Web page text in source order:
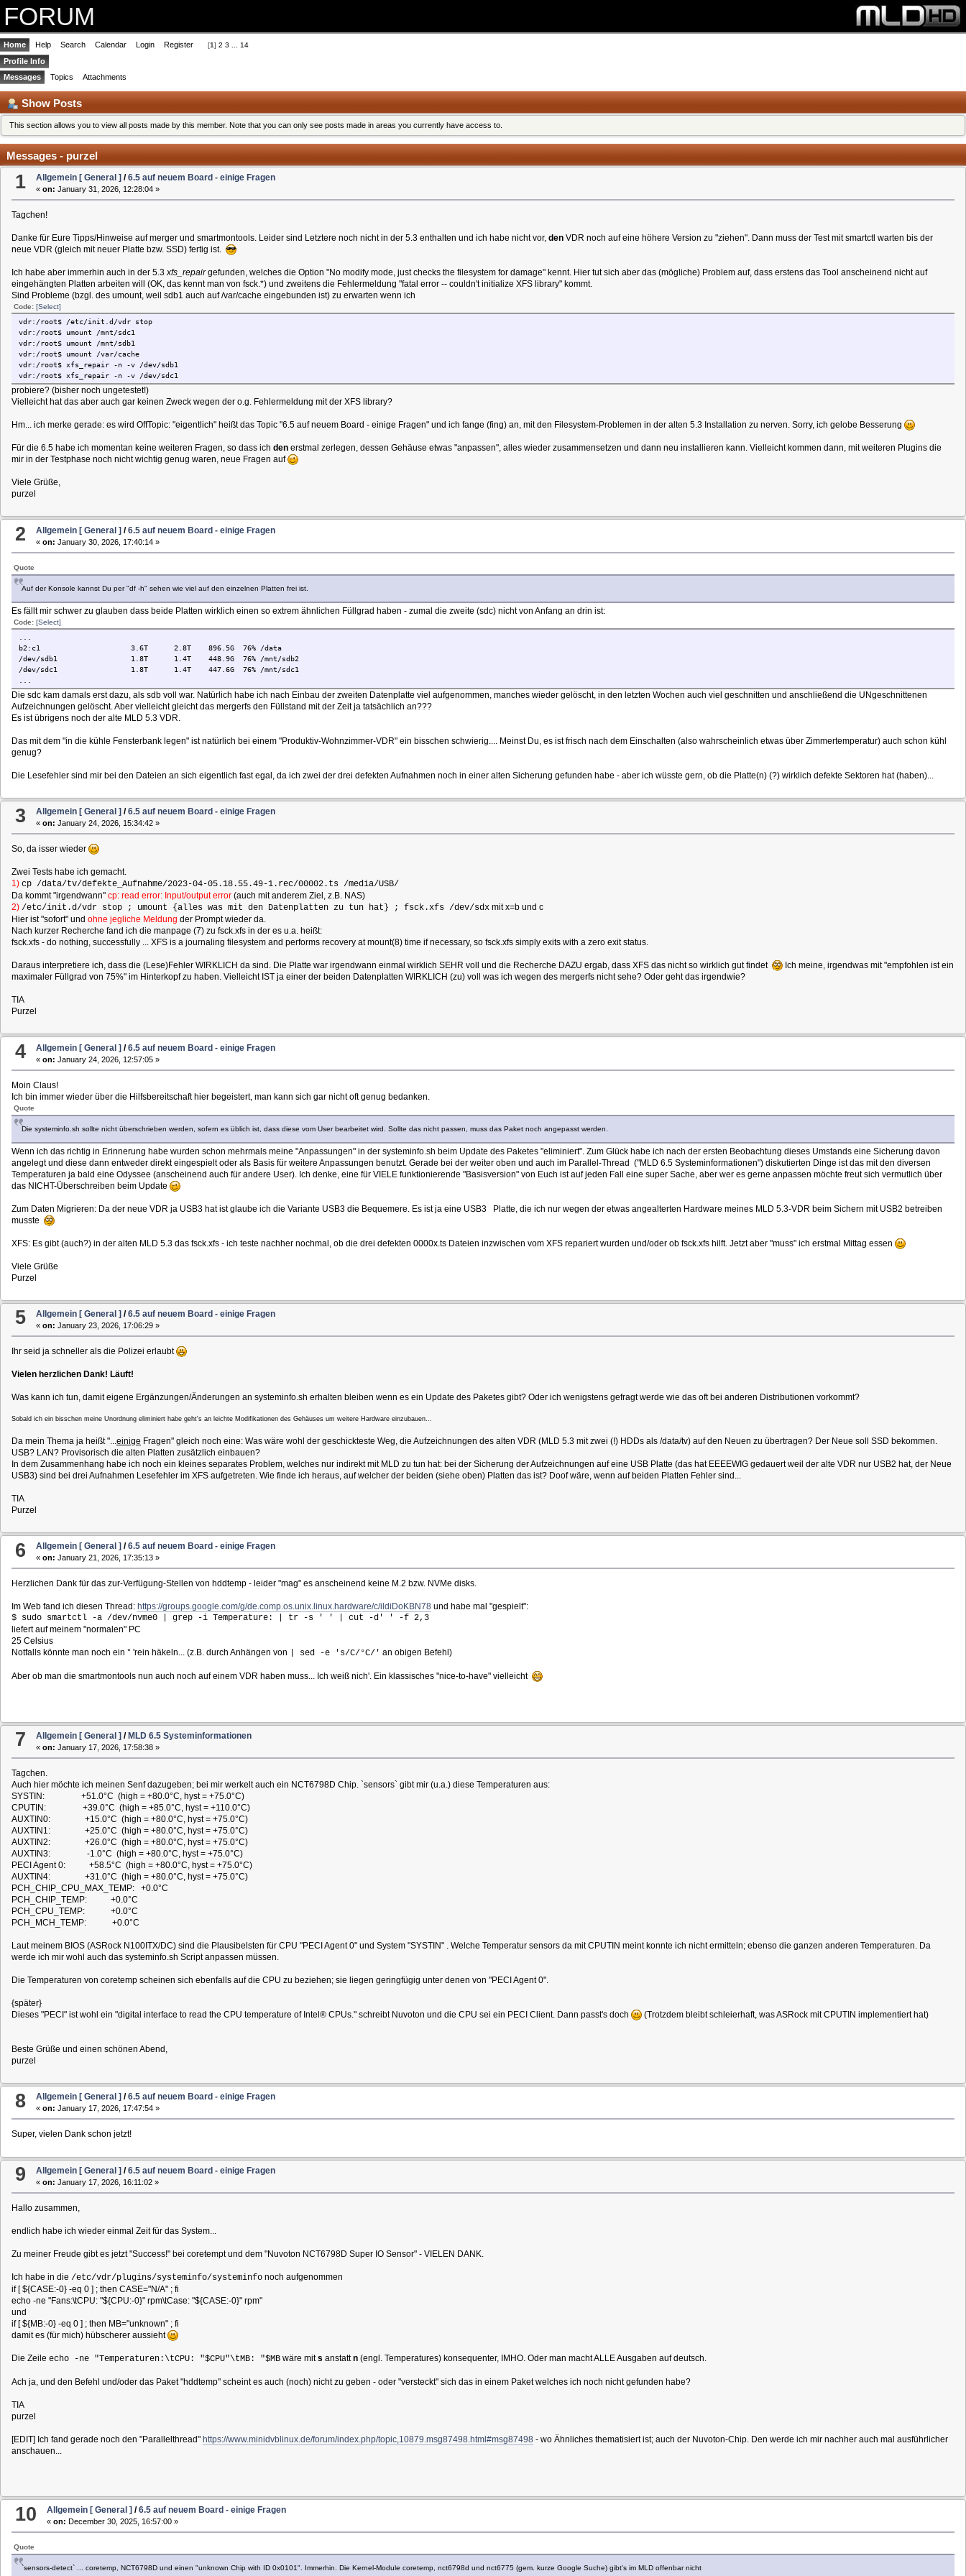
FORUM
Home Help Search Calendar Login Register [1] 2 3 14
Profile Info
Messages
Topics Attachments
Show Posts
This section allows you to view all posts made by this member. Note that you can only see posts made in areas you currently have access to.
Messages - purzel
1 Allgemein [ General ] /6.5 auf neuem Board - einige Fragen
«on: January 31, 2026, 12:28:04 »
Tagchen!
Danke für Eure Tipps/Hinweise auf merger und smartmontools. Leider sind Letztere noch nicht in der 5.3 enthalten und ich habe nicht vor, denVDR noch auf eine höhere Version zu "ziehen". Dann muss der Test mit smartctl warten bis der
neue VDR (gleich mit neuer Platte bzw. SSD) fertig ist.
Ich habe aber immerhin auch in der 5.3xfs_repairgefunden, welches die Option "No modify mode, just checks the filesystem for damage" kennt. Hier tut sich aber das (mögliche) Problem auf, dass erstens das Tool anscheinend nicht auf
eingehängten Platten arbeiten will (OK, das kennt man von fsck.*) und zweitens die Fehlermeldung "fatal error -- couldn't initialize XFS library" kommt.
Sind Probleme (bzgl. des umount, weil sdb1 auch auf /var/cache eingebunden ist) zu erwarten wenn ich
Code: [Select]
vdr:/root$ /etc/init.d/vdr stop
vdr:/root$ umount /mnt/sdc1
vdr:/root$ umount /mnt/sdb1
vdr:/root$ umount /var/cache
vdr:/root$ xfs_repair -n -v /dev/sdb1
vdr:/root$ xfs_repair -n -v /dev/sdc1
probiere? (bisher noch ungetestet!)
Vielleicht hat das aber auch gar keinen Zweck wegen der o.g. Fehlermeldung mit der XFS library?
Hm... ich merke gerade: es wird OffTopic: "eigentlich" heißt das Topic "6.5 auf neuem Board - einige Fragen" und ich fange (fing) an, mit den Filesystem-Problemen in der alten 5.3 Installation zu nerven. Sorry, ich gelobe Besserung
Für die 6.5 habe ich momentan keine weiteren Fragen, so dass ich denerstmal zerlegen, dessen Gehäuse etwas "anpassen", alles wieder zusammensetzen und dann neu installieren kann. Vielleicht kommen dann, mit weiteren Plugins die
mir in der Testphase noch nicht wichtig genug waren, neue Fragen auf
Viele Grüße,
purzel
2 Allgemein [ General ] /6.5 auf neuem Board - einige Fragen
«on: January 30, 2026, 17:40:14 »
Quote
Auf der Konsole kannst Du per "df -h" sehen wie viel auf den einzelnen Platten frei ist.
Es fällt mir schwer zu glauben dass beide Platten wirklich einen so extrem ähnlichen Füllgrad haben - zumal die zweite (sdc) nicht von Anfang an drin ist:
Code: [Select]
b2:c1 3.6T 2.8T 896.5G 76% /data
/dev/sdb1 1.8T 1.4T 448.9G 76% /mnt/sdb2
/dev/sdc1 1.8T 1.4T 447.6G 76% /mnt/sdc1
Die sdc kam damals erst dazu, als sdb voll war. Natürlich habe ich nach Einbau der zweiten Datenplatte viel aufgenommen, manches wieder gelöscht, in den letzten Wochen auch viel geschnitten und anschließend die UNgeschnittenen
Aufzeichnungen gelöscht. Aber vielleicht gleicht das mergerfs den Füllstand mit der Zeit ja tatsächlich an???
Es ist übrigens noch der alte MLD 5.3 VDR.
Das mit dem "in die kühle Fensterbank legen" ist natürlich bei einem "Produktiv-Wohnzimmer-VDR" ein bisschen schwierig.... Meinst Du, es ist frisch nach dem Einschalten (also wahrscheinlich etwas über Zimmertemperatur) auch schon kühl
genug?
Die Lesefehler sind mir bei den Dateien an sich eigentlich fast egal, da ich zwei der drei defekten Aufnahmen noch in einer alten Sicherung gefunden habe - aber ich wüsste gern, ob die Platte(n) (?) wirklich defekte Sektoren hat (haben)...
3 Allgemein [ General ] /6.5 auf neuem Board - einige Fragen
«on: January 24, 2026, 15:34:42 »
So, da isser wieder
Zwei Tests habe ich gemacht.
1) cp /data/tv/defekte_Aufnahme/2023-04-05.18.55.49-1.rec/00002.ts /media/USB/
Da kommt "irgendwann" cp: read error: Input/output error(auch mit anderem Ziel, z.B. NAS)
2) /etc/init.d/vdr stop ; umount {alles was mit den Datenplatten zu tun hat} ; fsck.xfs /dev/sdxmit x=b und c
Hier ist "sofort" und ohne jegliche Meldung der Prompt wieder da.
Nach kurzer Recherche fand ich die manpage (7) zu fsck.xfs in der es u.a. heißt:
fsck.xfs - do nothing, successfully ... XFS is a journaling filesystem and performs recovery at mount(8) time if necessary, so fsck.xfs simply exits with a zero exit status.
Daraus interpretiere ich, dass die (Lese)Fehler WIRKLICH da sind. Die Platte war irgendwann einmal wirklich SEHR voll und die Recherche DAZU ergab, dass XFS das nicht so wirklich gut findet
Ich meine, irgendwas mit "empfohlen ist ein
maximaler Füllgrad von 75%" im Hinterkopf zu haben. Vielleicht IST ja einer der beiden Datenplatten WIRKLICH (zu) voll was ich wegen des mergerfs nicht sehe? Oder geht das irgendwie?
TIA
Purzel
4 Allgemein [ General ] /6.5 auf neuem Board - einige Fragen
«on: January 24, 2026, 12:57:05 »
Moin Claus!
Ich bin immer wieder über die Hilfsbereitschaft hier begeistert, man kann sich gar nicht oft genug bedanken.
Quote
Die systeminfo.sh sollte nicht überschrieben werden, sofern es üblich ist, dass diese vom User bearbeitet wird. Sollte das nicht passen, muss das Paket noch angepasst werden.
Wenn ich das richtig in Erinnerung habe wurden schon mehrmals meine "Anpassungen" in der systeminfo.sh beim Update des Paketes "eliminiert". Zum Glück habe ich nach der ersten Beobachtung dieses Umstands eine Sicherung davon
angelegt und diese dann entweder direkt eingespielt oder als Basis für weitere Anpassungen benutzt. Gerade bei der weiter oben und auch im Parallel-Thread ("MLD 6.5 Systeminformationen") diskutierten Dinge ist das mit den diversen
Temperaturen ja bald eine Odyssee (anscheinend auch für andere User). Ich denke, eine für VIELE funktionierende "Basisversion" von Euch ist auf jeden Fall eine super Sache, aber wer es gerne anpassen möchte freut sich vermutlich über
das NICHT-Überschreiben beim Update
Zum Daten Migrieren: Da der neue VDR ja USB3 hat ist glaube ich die Variante USB3 die Bequemere. Es ist ja eine USB3 Platte, die ich nur wegen der etwas angealterten Hardware meines MLD 5.3-VDR beim Sichern mit USB2 betreiben
musste
XFS: Es gibt (auch?) in der alten MLD 5.3 das fsck.xfs - ich teste nachher nochmal, ob die drei defekten 0000x.ts Dateien inzwischen vom XFS repariert wurden und/oder ob fsck.xfs hilft. Jetzt aber "muss" ich erstmal Mittag essen
Viele Grüße
Purzel
5 Allgemein [ General ] /6.5 auf neuem Board - einige Fragen
«on: January 23, 2026, 17:06:29 »
Ihr seid ja schneller als die Polizei erlaubt
Vielen herzlichen Dank! Läuft!
Was kann ich tun, damit eigene Ergänzungen/Änderungen an systeminfo.sh erhalten bleiben wenn es ein Update des Paketes gibt? Oder ich wenigstens gefragt werde wie das oft bei anderen Distributionen vorkommt?
Sobald ich ein bisschen meine Unordnung eliminiert habe geht's an leichte Modifikationen des Gehäuses um weitere Hardware einzubauen...
Da mein Thema ja heißt "...einige Fragen" gleich noch eine: Was wäre wohl der geschickteste Weg, die Aufzeichnungen des alten VDR (MLD 5.3 mit zwei (!) HDDs als /data/tv) auf den Neuen zu übertragen? Der Neue soll SSD bekommen.
USB? LAN? Provisorisch die alten Platten zusätzlich einbauen?
In dem Zusammenhang habe ich noch ein kleines separates Problem, welches nur indirekt mit MLD zu tun hat: bei der Sicherung der Aufzeichnungen auf eine USB Platte (das hat EEEEWIG gedauert weil der alte VDR nur USB2 hat, der Neue
USB3) sind bei drei Aufnahmen Lesefehler im XFS aufgetreten. Wie finde ich heraus, auf welcher der beiden (siehe oben) Platten das ist? Doof wäre, wenn auf beiden Platten Fehler sind...
TIA
Purzel
6 Allgemein [ General ] /6.5 auf neuem Board - einige Fragen
«on: January 21, 2026, 17:35:13 »
Herzlichen Dank für das zur-Verfügung-Stellen von hddtemp - leider "mag" es anscheinend keine M.2 bzw. NVMe disks.
Im Web fand ich diesen Thread: https://groups.google.com/g/de.comp.os.unix.linux.hardware/c/ildiDoKBN78und habe mal "gespielt":
$ sudo smartctl -a /dev/nvme0 | grep -i Temperature: | tr -s ' ' | cut -d' ' -f 2,3
liefert auf meinem "normalen" PC
25 Celsius
Notfalls könnte man noch ein ° 'rein häkeln... (z.B. durch Anhängen von
| sed -e 's/C/°C/' an obigen Befehl)
Aber ob man die smartmontools nun auch noch auf einem VDR haben muss... Ich weiß nich'. Ein klassisches "nice-to-have" vielleicht
7 Allgemein [ General ] / MLD 6.5 Systeminformationen
«on: January 17, 2026, 17:58:38 »
Tagchen.
Auch hier möchte ich meinen Senf dazugeben; bei mir werkelt auch ein NCT6798D Chip. `sensors` gibt mir (u.a.) diese Temperaturen aus:
SYSTIN: +51.0°C (high = +80.0°C, hyst = +75.0°C)
CPUTIN: +39.0°C (high = +85.0°C, hyst = +110.0°C)
AUXTIN0: +15.0°C (high = +80.0°C, hyst = +75.0°C)
AUXTIN1: +25.0°C (high = +80.0°C, hyst = +75.0°C)
AUXTIN2: +26.0°C (high = +80.0°C, hyst = +75.0°C)
AUXTIN3: -1.0°C (high = +80.0°C, hyst = +75.0°C)
PECI Agent 0: +58.5°C (high = +80.0°C, hyst = +75.0°C)
AUXTIN4: +31.0°C (high = +80.0°C, hyst = +75.0°C)
PCH_CHIP_CPU_MAX_TEMP: +0.0°C
PCH_CHIP_TEMP: +0.0°C
PCH_CPU_TEMP: +0.0°C
PCH_MCH_TEMP: +0.0°C
Laut meinem BIOS (ASRock N100ITX/DC) sind die Plausibelsten für CPU "PECI Agent 0" und System "SYSTIN" . Welche Temperatur sensors da mit CPUTIN meint konnte ich nicht ermitteln; ebenso die ganzen anderen Temperaturen. Da
werde ich mir wohl auch das systeminfo.sh Script anpassen müssen.
Die Temperaturen von coretemp scheinen sich ebenfalls auf die CPU zu beziehen; sie liegen geringfügig unter denen von "PECI Agent 0".
{später}
Dieses "PECI" ist wohl ein "digital interface to read the CPU temperature of Intel® CPUs." schreibt Nuvoton und die CPU sei ein PECI Client. Dann passt's doch
(Trotzdem bleibt schleierhaft, was ASRock mit CPUTIN implementiert hat)
Beste Grüße und einen schönen Abend,
purzel
8 Allgemein [ General ] /6.5 auf neuem Board - einige Fragen
«on: January 17, 2026, 17:47:54 »
Super, vielen Dank schon jetzt!
9 Allgemein [ General ] /6.5 auf neuem Board - einige Fragen
«on: January 17, 2026, 16:11:02 »
Hallo zusammen,
endlich habe ich wieder einmal Zeit für das System...
Zu meiner Freude gibt es jetzt "Success!" bei coretempt und dem "Nuvoton NCT6798D Super IO Sensor" - VIELEN DANK.
Ich habe in die /etc/vdr/plugins/systeminfo/systeminfonoch aufgenommen
if [ ${CASE:-0} -eq 0 ] ; then CASE="N/A" ; fi
echo -ne "Fans:\tCPU: "${CPU:-0}" rpm\tCase: "${CASE:-0}" rpm"
und
if [ ${MB:-0} -eq 0 ] ; then MB="unknown" ; fi
damit es (für mich) hübscherer aussieht
Die Zeile echo -ne "Temperaturen:\tCPU: "$CPU"\tMB: "$MBwäre mits anstattn(engl. Temperatures) konsequenter, IMHO. Oder man macht ALLE Ausgaben auf deutsch.
Ach ja, und den Befehl und/oder das Paket "hddtemp" scheint es auch (noch) nicht zu geben - oder "versteckt" sich das in einem Paket welches ich noch nicht gefunden habe?
TIA
purzel
[EDIT] Ich fand gerade noch den "Parallelthread" https://www.minidvblinux.de/forum/index.php/topic,10879.msg87498.html#msg87498 - wo Ähnliches thematisiert ist; auch der Nuvoton-Chip. Den werde ich mir nachher auch mal ausführlicher
anschauen...
10 Allgemein [ General ] /6.5 auf neuem Board - einige Fragen
«on: December 30, 2025, 16:57:00 »
Quote
`sensors-detect` ... coretemp, NCT6798D und einen "unknown Chip with ID 0x0101". Immerhin. Die Kernel-Module coretemp, nct6798d und nct6775 (gem. kurze Google Suche) gibt's im MLD offenbar nicht